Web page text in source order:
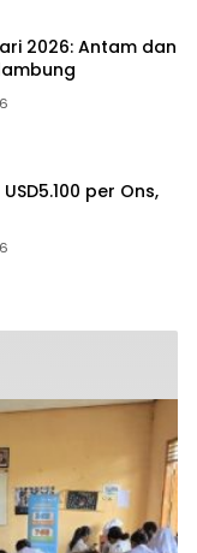
2026: Antam dan
per Ons,